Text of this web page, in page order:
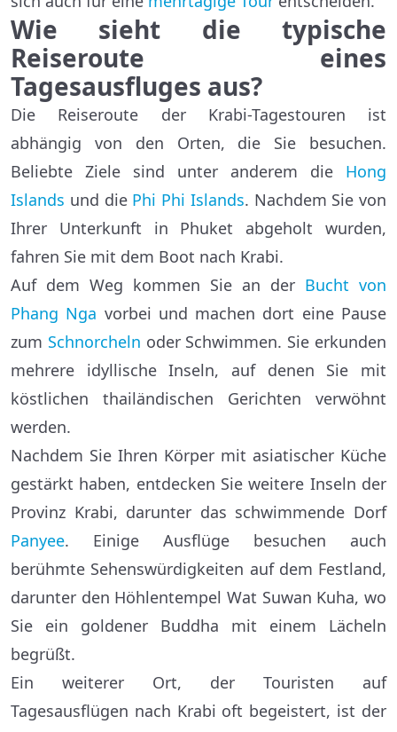
Wie sieht die typische
Reiseroute eines
Tagesausfluges aus?
Die Reiseroute der Krabi-Tagestouren ist
abhängig von den Orten, die Sie besuchen.
Beliebte Ziele sind unter anderem die Hong
Islands und die Phi Phi Islands. Nachdem Sie von
Ihrer Unterkunft in Phuket abgeholt wurden,
fahren Sie mit dem Boot nach Krabi.
Auf dem Weg kommen Sie an der Bucht von
Phang Nga vorbei und machen dort eine Pause
zum Schnorcheln oder Schwimmen. Sie erkunden
mehrere idyllische Inseln, auf denen Sie mit
köstlichen thailändischen Gerichten verwöhnt
werden.
Nachdem Sie Ihren Körper mit asiatischer Küche
gestärkt haben, entdecken Sie weitere Inseln der
Provinz Krabi, darunter das schwimmende Dorf
Panyee. Einige Ausflüge besuchen auch
berühmte Sehenswürdigkeiten auf dem Festland,
darunter den Höhlentempel Wat Suwan Kuha, wo
Sie ein goldener Buddha mit einem Lächeln
begrüßt.
Ein weiterer Ort, der Touristen auf
Tagesausflügen nach Krabi oft begeistert, ist der